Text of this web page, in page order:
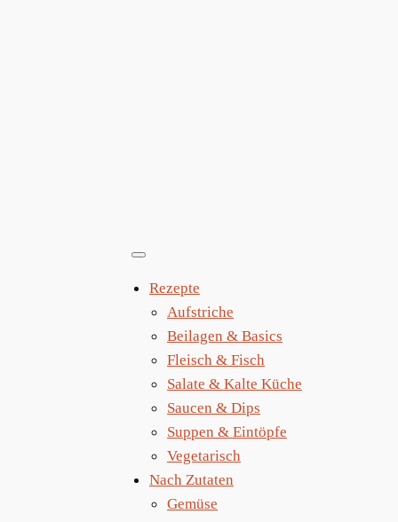
Rezepte
Aufstriche
Beilagen & Basics
Fleisch & Fisch
Salate & Kalte Küche
Saucen & Dips
Suppen & Eintöpfe
Vegetarisch
Nach Zutaten
Gemüse